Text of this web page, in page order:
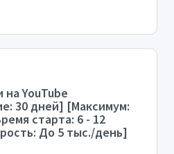
YouTube
30 дней] [Максимум:
старта: 6 - 12
До 5 тыс./день]